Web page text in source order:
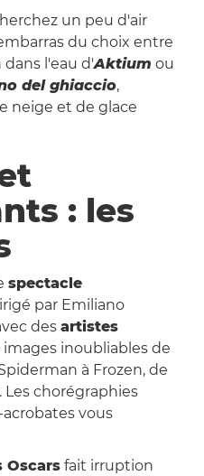
un peu d'air
du choix entre
dans l'eau d'Aktium ou
del ghiaccio,
neige et de glace
: les
spectacle
par Emiliano
des artistes
images inoubliables de
à Frozen, de
Les chorégraphies
vous
Oscarsfait irruption